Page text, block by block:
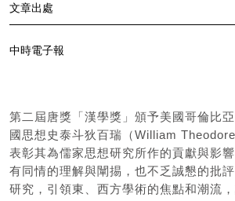
文章出處
中時電子報
第二屆唐獎「漢學獎」頒予美國哥倫比
國思想史泰斗狄百瑞（William
表彰其為儒家思想研究所作的貢獻與影
有同情的理解與闡掦，也不乏誠懇的批
研究，引領東、西方學術的焦點和潮流